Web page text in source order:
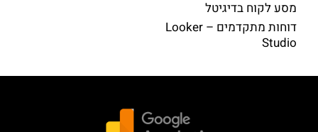
מסע לקוח בדיגיטל
דוחות מתקדמים – Looker
Studio